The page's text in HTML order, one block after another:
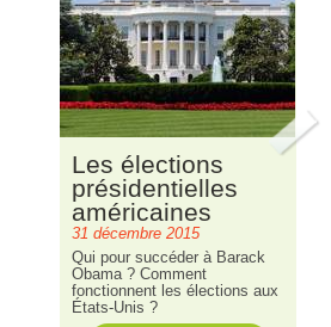
Les élections
présidentielles
américaines
31 décembre 2015
Qui pour succéder à Barack
Obama ? Comment
fonctionnent les élections aux
États-Unis ?